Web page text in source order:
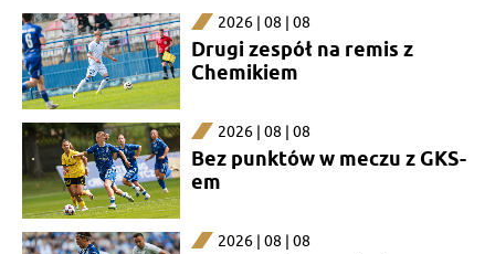
2026 | 08 | 08
Drugi zespół na remis z
Chemikiem
2026 | 08 | 08
Bez punktów w meczu z GKS-
em
2026 | 08 | 08